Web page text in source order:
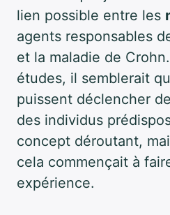
lien possible entre les
agents responsables
et la maladie de
études, il semblerait
puissent déclencher
des individus
concept déroutant,
cela commençait à
expérience.